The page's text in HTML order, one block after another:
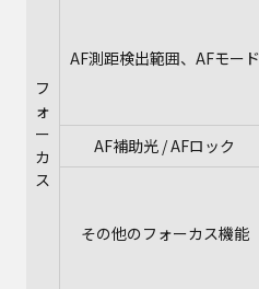
フ
ォ
ー
カ
ス
AF測距検出範囲、AFモード
AF補助光 / AFロック
その他のフォーカス機能